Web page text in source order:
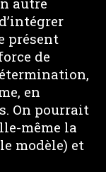
présent
de
en
On pourrait
même la
modèle) et